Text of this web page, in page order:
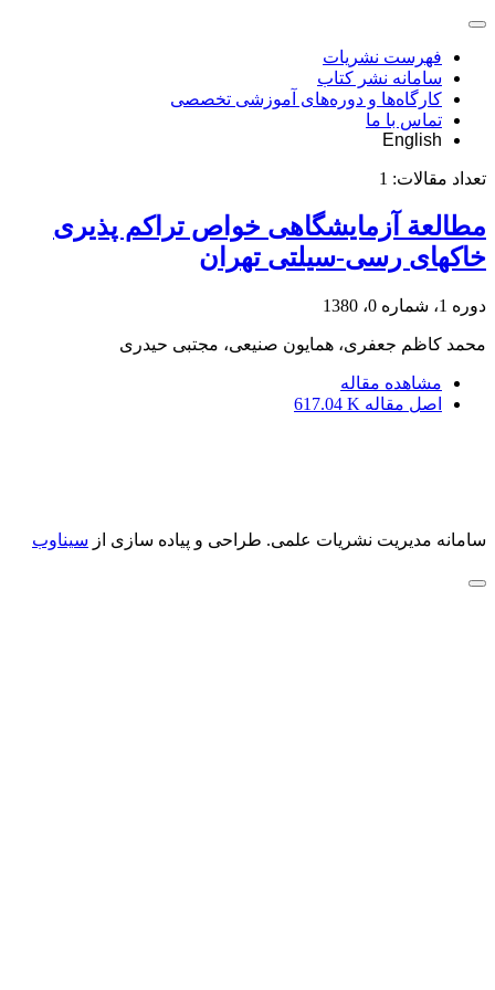
فهرست نشریات
سامانه نشر کتاب
کارگاه‌ها و دوره‌های آموزشی تخصصی
تماس با ما
English
تعداد مقالات: 1
مطالعة آزمایشگاهی خواص تراکم پذیری
خاکهای رسی-سیلتی تهران
دوره 1، شماره 0، 1380
محمد کاظم جعفری، همایون صنیعی، مجتبی حیدری
مشاهده مقاله
اصل مقاله 617.04 K
سامانه مدیریت نشریات علمی. طراحی و پیاده سازی از سیناوب